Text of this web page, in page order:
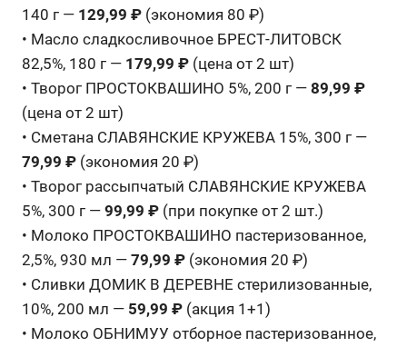
140 г — 129,99 ₽ (экономия 80 ₽)
• Масло сладкосливочное БРЕСТ-ЛИТОВСК
82,5%, 180 г — 179,99 ₽ (цена от 2 шт)
• Творог ПРОСТОКВАШИНО 5%, 200 г — 89,99 ₽
(цена от 2 шт)
• Сметана СЛАВЯНСКИЕ КРУЖЕВА 15%, 300 г —
79,99 ₽ (экономия 20 ₽)
• Творог рассыпчатый СЛАВЯНСКИЕ КРУЖЕВА
5%, 300 г — 99,99 ₽ (при покупке от 2 шт.)
• Молоко ПРОСТОКВАШИНО пастеризованное,
2,5%, 930 мл — 79,99 ₽ (экономия 20 ₽)
• Сливки ДОМИК В ДЕРЕВНЕ стерилизованные,
10%, 200 мл — 59,99 ₽ (акция 1+1)
• Молоко ОБНИМУУ отборное пастеризованное,